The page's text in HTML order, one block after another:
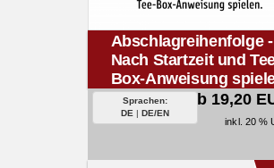
Abschlagreihenfolge -
Nach Startzeit und
Box-Anweisung
Sprachen:
DE | DE/EN
ab 19,20
inkl. 20 %